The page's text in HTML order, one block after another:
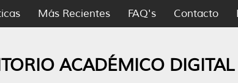
Más Recientes FAQ's Contacto
ACADÉMICO DIGITAL